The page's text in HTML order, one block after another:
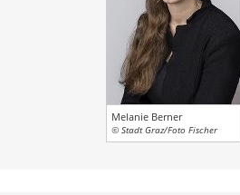
Melanie Berner
© Stadt Graz/Foto Fischer